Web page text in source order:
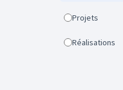
Projets
Réalisations